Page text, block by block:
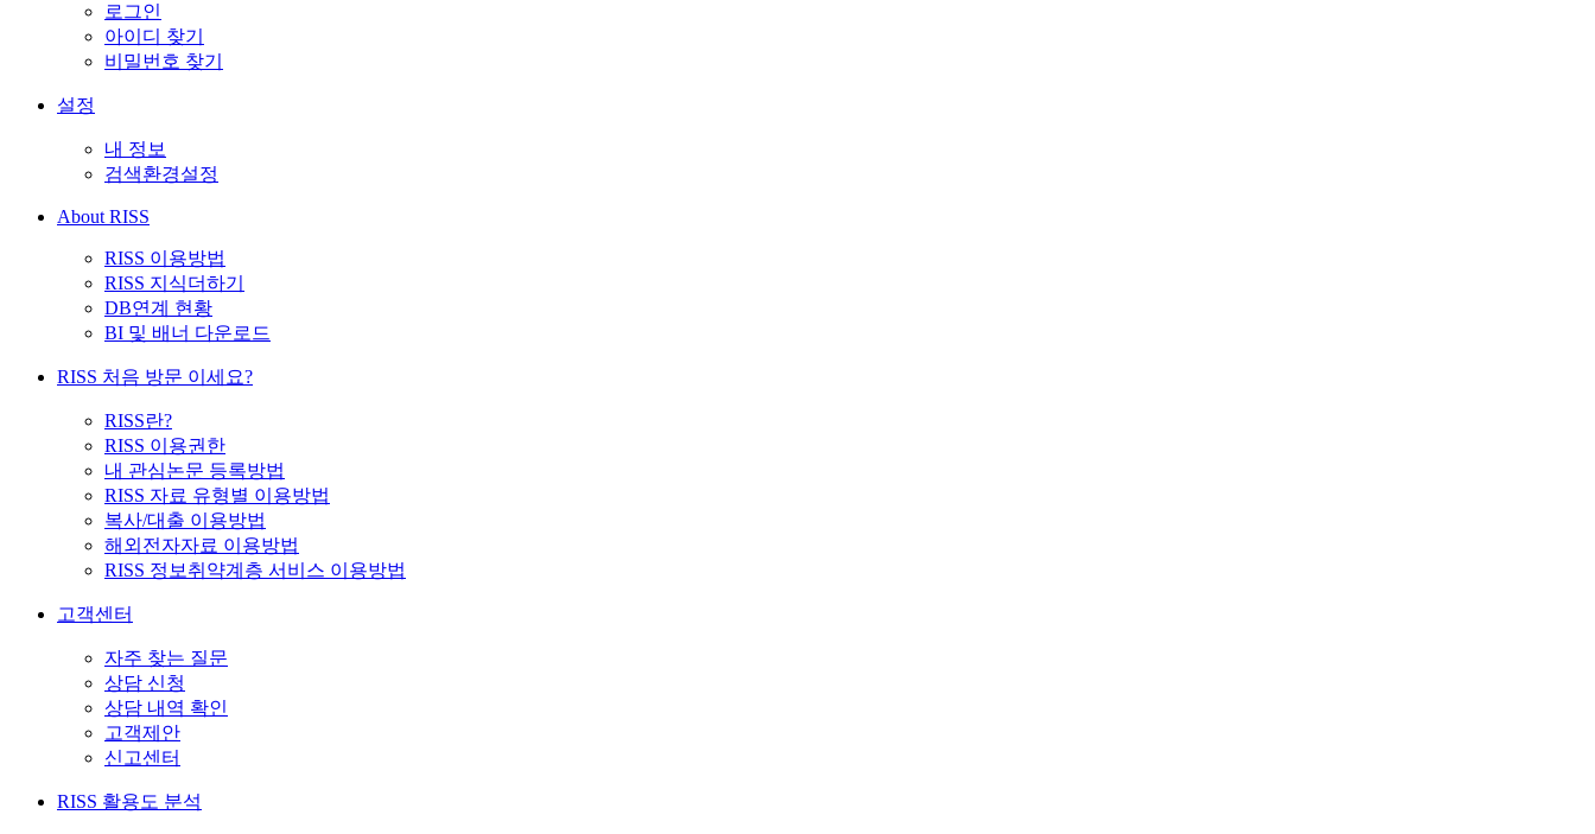
로그인
아이디 찾기
비밀번호 찾기
설정
내 정보
검색환경설정
About RISS
RISS 이용방법
RISS 지식더하기
DB연계 현황
BI 및 배너 다운로드
RISS 처음 방문 이세요?
RISS란?
RISS 이용권한
내 관심논문 등록방법
RISS 자료 유형별 이용방법
복사/대출 이용방법
해외전자자료 이용방법
RISS 정보취약계층 서비스 이용방법
고객센터
자주 찾는 질문
상담 신청
상담 내역 확인
고객제안
신고센터
RISS 활용도 분석